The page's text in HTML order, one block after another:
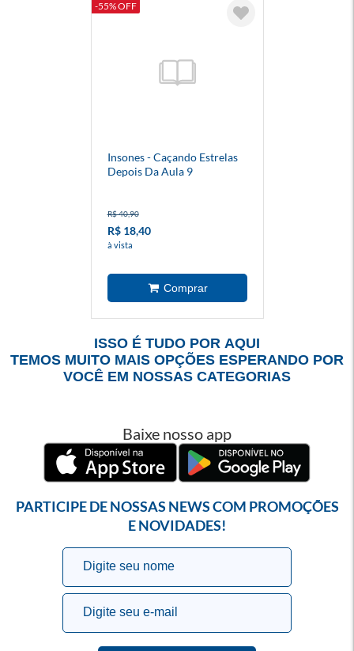
-55% OFF
Insones - Caçando Estrelas
Depois Da Aula 9
R$ 40,90
R$ 18,40
à vista
ISSO É TUDO POR AQUI
TEMOS MUITO MAIS OPÇÕES ESPERANDO POR
VOCÊ EM NOSSAS CATEGORIAS
Baixe nosso app
PARTICIPE DE NOSSAS NEWS COM PROMOÇÕES
E NOVIDADES!